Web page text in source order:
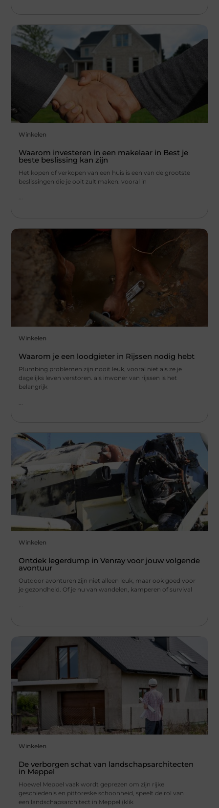
Winkelen
Waarom investeren in een makelaar in Best je
beste beslissing kan zijn
Het kopen of verkopen van een huis is een van de grootste
beslissingen die je ooit zult maken. vooral in
...
Winkelen
Waarom je een loodgieter in Rijssen nodig hebt
Plumbing problemen zijn nooit leuk, vooral niet als ze je
dagelijks leven verstoren. als inwoner van rijssen is het
belangrijk
Winkelen
Ontdek legerdump in Venray voor jouw volgende
avontuur
Outdoor avonturen zijn niet alleen leuk, maar ook goed voor
je gezondheid. Of je nu van wandelen, kamperen of survival
...
Winkelen
De verborgen schat van landschapsarchitecten
in Meppel
Hoewel Meppel vaak wordt geprezen om zijn rijke
geschiedenis en pittoreske schoonheid, speelt de rol van
een landschapsarchitect in Meppel (klik